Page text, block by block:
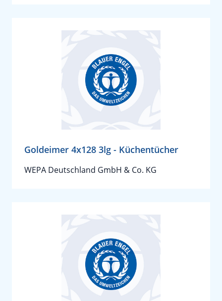
Goldeimer 4x128 3lg - Küchentücher
WEPA Deutschland GmbH & Co. KG